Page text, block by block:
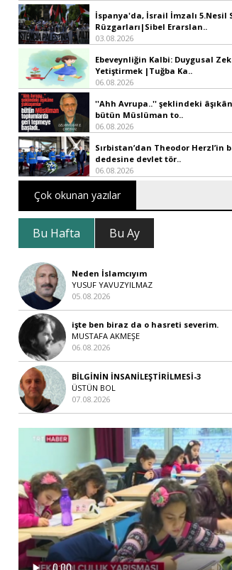
İspanya'da, İsrail İmzalı 5.Nesil
Rüzgarları|Sibel Erarslan..
03.08.2026
Ebeveynliğin Kalbi: Duygusal
Yetiştirmek |Tuğba Ka..
06.08.2026
''Ahh Avrupa..'' şeklindeki
bütün Müslüman to..
06.08.2026
Sırbistan’dan Theodor Herzl’in
dedesine devlet tör..
06.08.2026
Çok okunan yazılar
Bu Hafta Bu Ay
Neden İslamcıyım
YUSUF YAVUZYILMAZ
05.08.2026
işte ben biraz da o hasreti severim.
MUSTAFA AKMEŞE
06.08.2026
BİLGİNİN İNSANİLEŞTİRİLMESİ-3
ÜSTÜN BOL
07.08.2026